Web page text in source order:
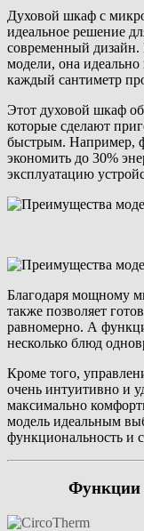
Духовой шкаф с
идеальное решение
современный дизайн.
модели, она
каждый сантиметр
Этот духовой шкаф
которые сделают
быстрым. Например,
экономить до 30%
эксплуатацию
Благодаря мощному
также позволяет
равномерно. А
несколько блюд
Кроме того,
очень интуитивно и
максимально
модель идеальным
функциональность и
Функции